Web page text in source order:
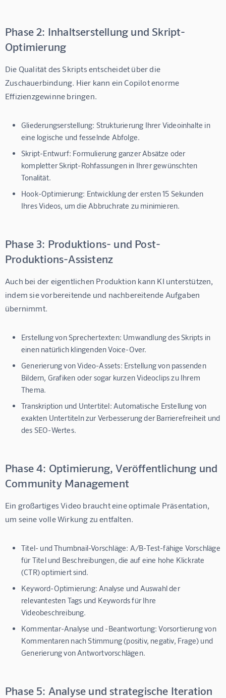
Phase 2: Inhaltserstellung und Skript-
Optimierung
Die Qualität des Skripts entscheidet über die
Zuschauerbindung. Hier kann ein Copilot enorme
Effizienzgewinne bringen.
Gliederungserstellung: Strukturierung Ihrer Videoinhalte in
eine logische und fesselnde Abfolge.
Skript-Entwurf: Formulierung ganzer Absätze oder
kompletter Skript-Rohfassungen in Ihrer gewünschten
Tonalität.
Hook-Optimierung: Entwicklung der ersten 15 Sekunden
Ihres Videos, um die Abbruchrate zu minimieren.
Phase 3: Produktions- und Post-
Produktions-Assistenz
Auch bei der eigentlichen Produktion kann KI unterstützen,
indem sie vorbereitende und nachbereitende Aufgaben
übernimmt.
Erstellung von Sprechertexten: Umwandlung des Skripts in
einen natürlich klingenden Voice-Over.
Generierung von Video-Assets: Erstellung von passenden
Bildern, Grafiken oder sogar kurzen Videoclips zu Ihrem
Thema.
Transkription und Untertitel: Automatische Erstellung von
exakten Untertiteln zur Verbesserung der Barrierefreiheit und
des SEO-Wertes.
Phase 4: Optimierung, Veröffentlichung und
Community Management
Ein großartiges Video braucht eine optimale Präsentation,
um seine volle Wirkung zu entfalten.
Titel- und Thumbnail-Vorschläge: A/B-Test-fähige Vorschläge
für Titel und Beschreibungen, die auf eine hohe Klickrate
(CTR) optimiert sind.
Keyword-Optimierung: Analyse und Auswahl der
relevantesten Tags und Keywords für Ihre
Videobeschreibung.
Kommentar-Analyse und -Beantwortung: Vorsortierung von
Kommentaren nach Stimmung (positiv, negativ, Frage) und
Generierung von Antwortvorschlägen.
Phase 5: Analyse und strategische Iteration